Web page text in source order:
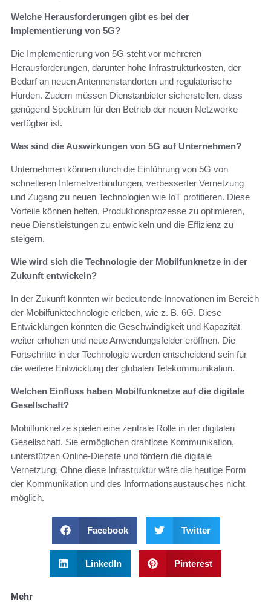
Welche Herausforderungen gibt es bei der
Implementierung von 5G?
Die Implementierung von 5G steht vor mehreren
Herausforderungen, darunter hohe Infrastrukturkosten, der
Bedarf an neuen Antennenstandorten und regulatorische
Hürden. Zudem müssen Dienstanbieter sicherstellen, dass
genügend Spektrum für den Betrieb der neuen Netzwerke
verfügbar ist.
Was sind die Auswirkungen von 5G auf Unternehmen?
Unternehmen können durch die Einführung von 5G von
schnelleren Internetverbindungen, verbesserter Vernetzung
und Zugang zu neuen Technologien wie IoT profitieren. Diese
Vorteile können helfen, Produktionsprozesse zu optimieren,
neue Dienstleistungen zu entwickeln und die Effizienz zu
steigern.
Wie wird sich die Technologie der Mobilfunknetze in der
Zukunft entwickeln?
In der Zukunft könnten wir bedeutende Innovationen im Bereich
der Mobilfunktechnologie erleben, wie z. B. 6G. Diese
Entwicklungen könnten die Geschwindigkeit und Kapazität
weiter erhöhen und neue Anwendungsfelder eröffnen. Die
Fortschritte in der Technologie werden entscheidend sein für
die weitere Entwicklung der globalen Telekommunikation.
Welchen Einfluss haben Mobilfunknetze auf die digitale
Gesellschaft?
Mobilfunknetze spielen eine zentrale Rolle in der digitalen
Gesellschaft. Sie ermöglichen drahtlose Kommunikation,
unterstützen Online-Dienste und fördern die digitale
Vernetzung. Ohne diese Infrastruktur wäre die heutige Form
der Kommunikation und des Informationsaustausches nicht
möglich.
Facebook Twitter
LinkedIn Pinterest
Mehr